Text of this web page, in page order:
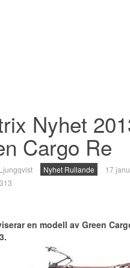
Nyhet
Cargo Re
Nyhet Rullande
17
en modell av Green